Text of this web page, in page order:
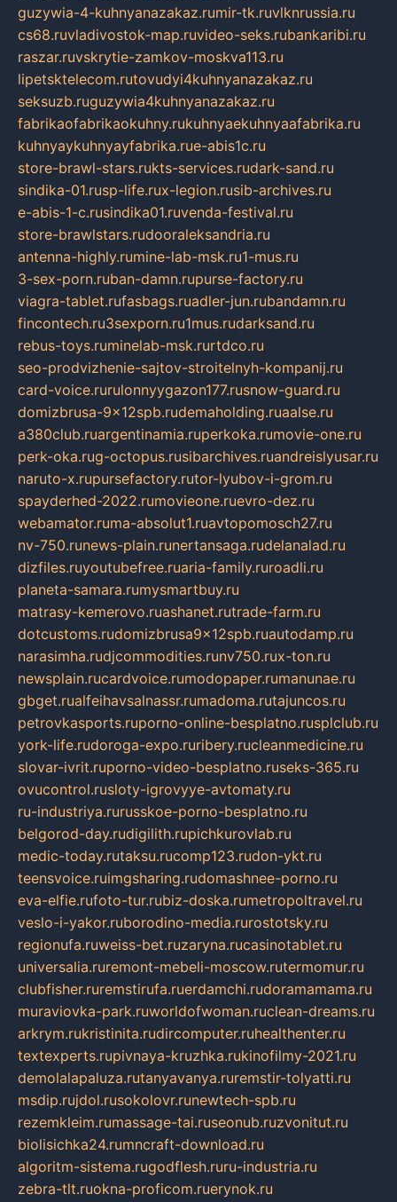
guzywia-4-kuhnyanazakaz.rumir-tk.ruvlknrussia.ru
cs68.ruvladivostok-map.ruvideo-seks.rubankaribi.ru
raszar.ruvskrytie-zamkov-moskva113.ru
lipetsktelecom.rutovudyi4kuhnyanazakaz.ru
seksuzb.ruguzywia4kuhnyanazakaz.ru
fabrikaofabrikaokuhny.rukuhnyaekuhnyaafabrika.ru
kuhnyaykuhnyayfabrika.rue-abis1c.ru
store-brawl-stars.rukts-services.rudark-sand.ru
sindika-01.rusp-life.rux-legion.rusib-archives.ru
e-abis-1-c.rusindika01.ruvenda-festival.ru
store-brawlstars.rudooraleksandria.ru
antenna-highly.rumine-lab-msk.ru1-mus.ru
3-sex-porn.ruban-damn.rupurse-factory.ru
viagra-tablet.rufasbags.ruadler-jun.rubandamn.ru
fincontech.ru3sexporn.ru1mus.rudarksand.ru
rebus-toys.ruminelab-msk.rurtdco.ru
seo-prodvizhenie-sajtov-stroitelnyh-kompanij.ru
card-voice.rurulonnyygazon177.rusnow-guard.ru
domizbrusa-9x12spb.rudemaholding.ruaalse.ru
a380club.ruargentinamia.ruperkoka.rumovie-one.ru
perk-oka.rug-octopus.rusibarchives.ruandreislyusar.ru
naruto-x.rupursefactory.rutor-lyubov-i-grom.ru
spayderhed-2022.rumovieone.ruevro-dez.ru
webamator.ruma-absolut1.ruavtopomosch27.ru
nv-750.runews-plain.runertansaga.rudelanalad.ru
dizfiles.ruyoutubefree.ruaria-family.ruroadli.ru
planeta-samara.rumysmartbuy.ru
matrasy-kemerovo.ruashanet.rutrade-farm.ru
dotcustoms.rudomizbrusa9x12spb.ruautodamp.ru
narasimha.rudjcommodities.runv750.rux-ton.ru
newsplain.rucardvoice.rumodopaper.rumanunae.ru
gbget.rualfeihavsalnassr.rumadoma.rutajuncos.ru
petrovkasports.ruporno-online-besplatno.rusplclub.ru
york-life.rudoroga-expo.ruribery.rucleanmedicine.ru
slovar-ivrit.ruporno-video-besplatno.ruseks-365.ru
ovucontrol.rusloty-igrovyye-avtomaty.ru
ru-industriya.rurusskoe-porno-besplatno.ru
belgorod-day.rudigilith.rupichkurovlab.ru
medic-today.rutaksu.rucomp123.rudon-ykt.ru
teensvoice.ruimgsharing.rudomashnee-porno.ru
eva-elfie.rufoto-tur.rubiz-doska.rumetropoltravel.ru
veslo-i-yakor.ruborodino-media.rurostotsky.ru
regionufa.ruweiss-bet.ruzaryna.rucasinotablet.ru
universalia.ruremont-mebeli-moscow.rutermomur.ru
clubfisher.ruremstirufa.ruerdamchi.rudoramamama.ru
muraviovka-park.ruworldofwoman.ruclean-dreams.ru
arkrym.rukristinita.rudircomputer.ruhealthenter.ru
textexperts.rupivnaya-kruzhka.rukinofilmy-2021.ru
demolalapaluza.rutanyavanya.ruremstir-tolyatti.ru
msdip.rujdol.rusokolovr.runewtech-spb.ru
rezemkleim.rumassage-tai.ruseonub.ruzvonitut.ru
biolisichka24.rumncraft-download.ru
algoritm-sistema.rugodflesh.ruru-industria.ru
zebra-tlt.ruokna-proficom.ruerynok.ru